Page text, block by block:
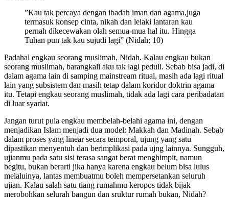
”Kau tak percaya dengan ibadah iman dan agama,juga
termasuk konsep cinta, nikah dan lelaki lantaran kau
pernah dikecewakan olah semua-mua hal itu. Hingga
Tuhan pun tak kau sujudi lagi” (Nidah; 10)
Padahal engkau seorang muslimah, Nidah. Kalau engkau bukan
seorang muslimah, barangkali aku tak lagi peduli. Sebab bisa jadi, di
dalam agama lain di samping mainstream ritual, masih ada lagi ritual
lain yang subsistem dan masih tetap dalam koridor doktrin agama
itu. Tetapi engkau seorang muslimah, tidak ada lagi cara peribadatan
di luar syariat.
Jangan turut pula engkau membelah-belahi agama ini, dengan
menjadikan Islam menjadi dua model: Makkah dan Madinah. Sebab
dalam proses yang linear secara temporal, ujung yang satu
dipastikan menyentuh dan berimplikasi pada ujng lainnya. Sungguh,
ujianmu pada satu sisi terasa sangat berat menghimpit, namun
begitu, bukan berarti jika hanya karena engkau belum bisa lulus
melaluinya, lantas membuatmu boleh mempersetankan seluruh
ujian. Kalau salah satu tiang rumahmu keropos tidak bijak
merobohkan selurah bangun dan sruktur rumah bukan, Nidah?